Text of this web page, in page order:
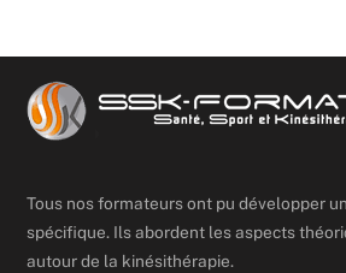
Tous nos formateurs ont pu développer
spécifique. Ils abordent les aspects
autour de la kinésithérapie.